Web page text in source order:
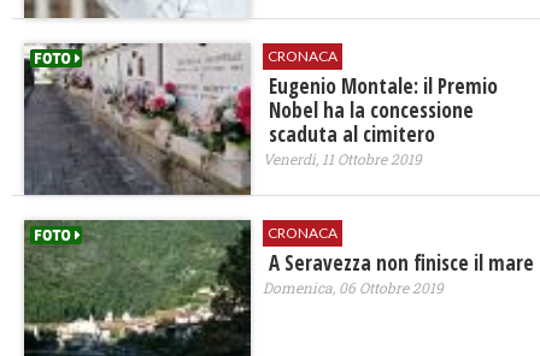
CRONACA
Eugenio Montale: il Premio
Nobel ha la concessione
scaduta al cimitero
Venerdì, 11 Ottobre 2019
CRONACA
A Seravezza non finisce il mare
Domenica, 06 Ottobre 2019